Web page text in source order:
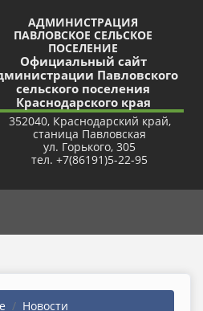
АДМИНИСТРАЦИЯ
ПАВЛОВСКОЕ СЕЛЬСКОЕ
ПОСЕЛЕНИЕ
Официальный сайт
Павловского
сельского поселения
Краснодарского края
352040, Краснодарский край,
станица Павловская
ул. Горького, 305
тел. +7(86191)5-22-95
Новости